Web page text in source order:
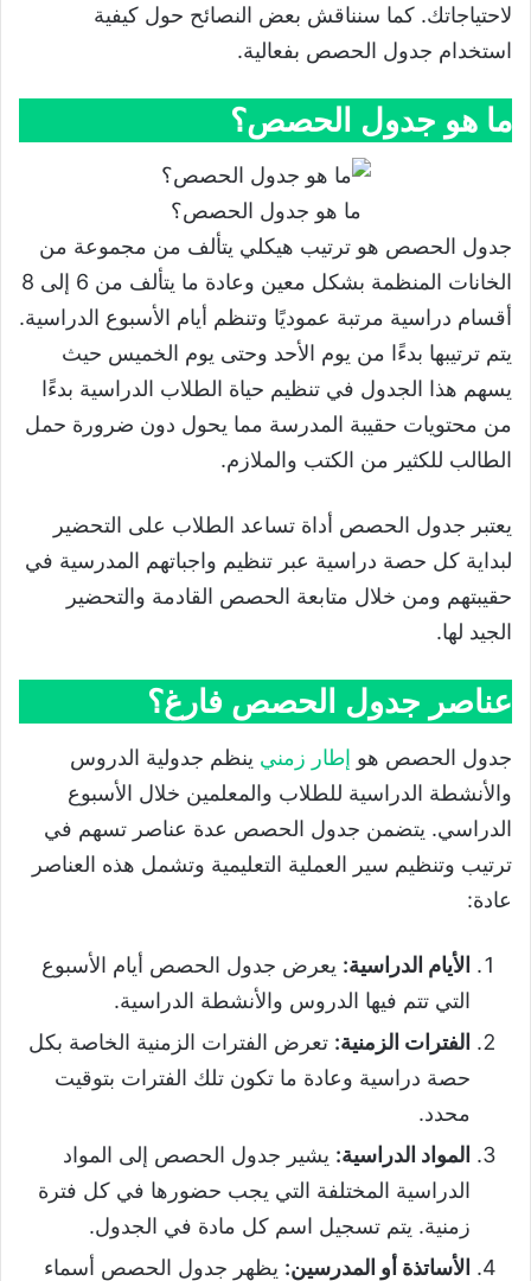
لاحتياجاتك. كما سنناقش بعض النصائح حول كيفية
استخدام جدول الحصص بفعالية.
ما هو جدول الحصص؟
ما هو جدول الحصص؟
جدول الحصص هو ترتيب هيكلي يتألف من مجموعة من
الخانات المنظمة بشكل معين وعادة ما يتألف من 6 إلى 8
أقسام دراسية مرتبة عموديًا وتنظم أيام الأسبوع الدراسية.
يتم ترتيبها بدءًا من يوم الأحد وحتى يوم الخميس حيث
يسهم هذا الجدول في تنظيم حياة الطلاب الدراسية بدءًا
من محتويات حقيبة المدرسة مما يحول دون ضرورة حمل
الطالب للكثير من الكتب والملازم.
يعتبر جدول الحصص أداة تساعد الطلاب على التحضير
لبداية كل حصة دراسية عبر تنظيم واجباتهم المدرسية في
حقيبتهم ومن خلال متابعة الحصص القادمة والتحضير
الجيد لها.
عناصر جدول الحصص فارغ؟
جدول الحصص هو إطار زمني ينظم جدولية الدروس
والأنشطة الدراسية للطلاب والمعلمين خلال الأسبوع
الدراسي. يتضمن جدول الحصص عدة عناصر تسهم في
ترتيب وتنظيم سير العملية التعليمية وتشمل هذه العناصر
عادة:
الأيام الدراسية: يعرض جدول الحصص أيام الأسبوع
التي تتم فيها الدروس والأنشطة الدراسية.
الفترات الزمنية: تعرض الفترات الزمنية الخاصة بكل
حصة دراسية وعادة ما تكون تلك الفترات بتوقيت
محدد.
المواد الدراسية: يشير جدول الحصص إلى المواد
الدراسية المختلفة التي يجب حضورها في كل فترة
زمنية. يتم تسجيل اسم كل مادة في الجدول.
الأساتذة أو المدرسين: يظهر جدول الحصص أسماء